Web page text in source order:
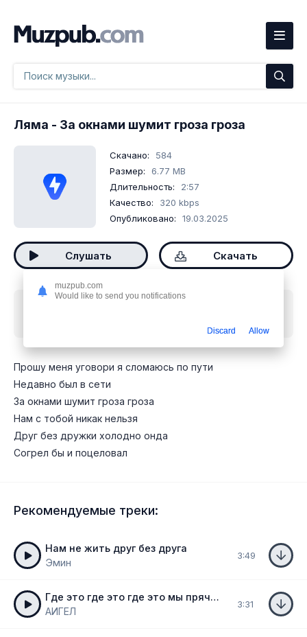
Ляма - За окнами шумит гроза гроза
Скачано:
584
Размер:
6.77 MB
Длительность:
2:57
Качество:
320 kbps
Опубликовано:
19.03.2025
Слушать Скачать
Прошу меня уговори я сломаюсь по пути
Недавно был в сети
За окнами шумит гроза гроза
Нам с тобой никак нельзя
Друг без дружки холодно онда
Согрел бы и поцеловал
Рекомендуемые треки:
Нам не жить друг без друга
Эмин
3:49
Где это где это где это мы прячемся
АИГЕЛ
3:31
muzpub.com
Would like to send you notifications
Discard Allow